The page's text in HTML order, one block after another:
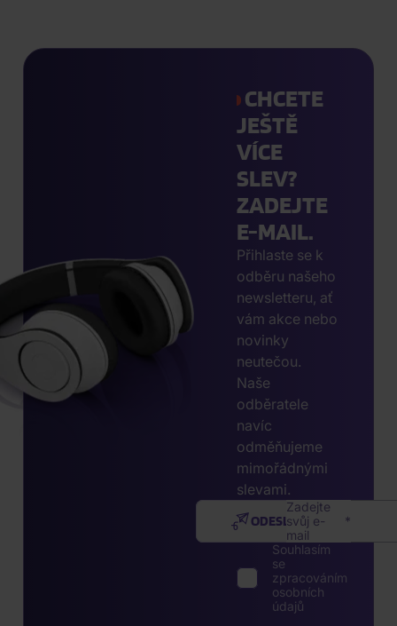
CHCETE
JEŠTĚ
VÍCE
SLEV?
ZADEJTE
E-MAIL.
Přihlaste se k
odběru našeho
newsletteru, ať
vám akce nebo
novinky
neutečou.
Naše
odběratele
navíc
odměňujeme
mimořádnými
slevami.
Zadejte
svůj e-
mail
ODESLAT
Souhlasím
se
zpracováním
osobních
údajů